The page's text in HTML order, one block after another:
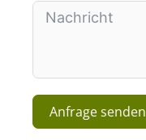
1
Anfrage senden